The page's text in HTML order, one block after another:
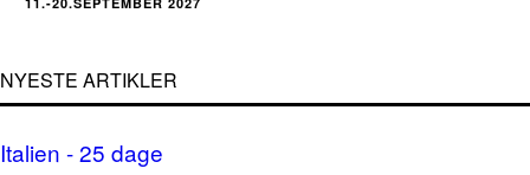
NYESTE ARTIKLER
Italien - 25 dage